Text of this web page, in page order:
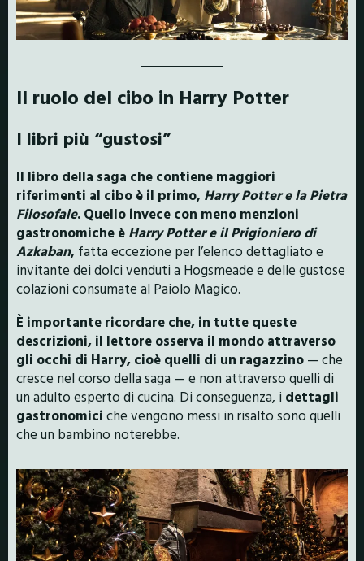
Il ruolo del cibo in Harry Potter
I libri più “gustosi”
Il libro della saga che contiene maggiori
riferimenti al cibo è il primo, Harry Potter e la Pietra
Filosofale. Quello invece con meno menzioni
gastronomiche è Harry Potter e il Prigioniero di
Azkaban, fatta eccezione per l’elenco dettagliato e
invitante dei dolci venduti a Hogsmeade e delle gustose
colazioni consumate al Paiolo Magico.
È importante ricordare che, in tutte queste
descrizioni, il lettore osserva il mondo attraverso
gli occhi di Harry, cioè quelli di un ragazzino — che
cresce nel corso della saga — e non attraverso quelli di
un adulto esperto di cucina. Di conseguenza, i dettagli
gastronomici che vengono messi in risalto sono quelli
che un bambino noterebbe.